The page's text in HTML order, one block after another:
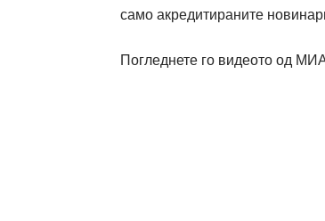
само акредитираните
Погледнете го видеото од